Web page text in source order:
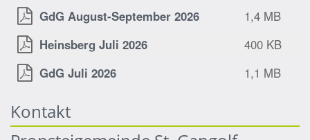
GdG August-September 2026
1,4 MB
Heinsberg Juli 2026
400 KB
GdG Juli 2026
1,1 MB
Kontakt